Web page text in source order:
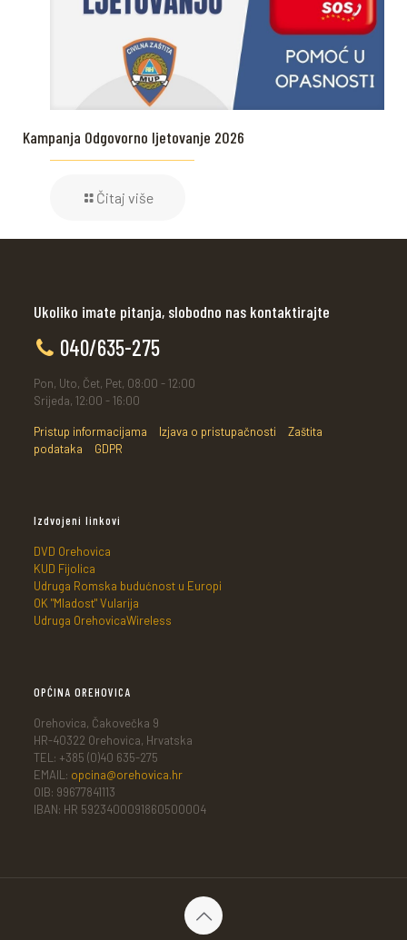
Kampanja Odgovorno ljetovanje 2026
Čitaj više
Ukoliko imate pitanja, slobodno nas kontaktirajte
040/635-275
Pon, Uto, Čet, Pet, 08:00 - 12:00
Srijeda, 12:00 - 16:00
Pristup informacijama Izjava o pristupačnosti
Zaštita
podataka
GDPR
Izdvojeni linkovi
DVD Orehovica
KUD Fijolica
Udruga Romska budućnost u Europi
OK "Mladost" Vularija
Udruga OrehovicaWireless
OPĆINA OREHOVICA
Orehovica, Čakovečka 9
HR-40322 Orehovica, Hrvatska
TEL: +385 (0)40 635-275
EMAIL: opcina@orehovica.hr
OIB: 99677841113
IBAN: HR 5923400091860500004